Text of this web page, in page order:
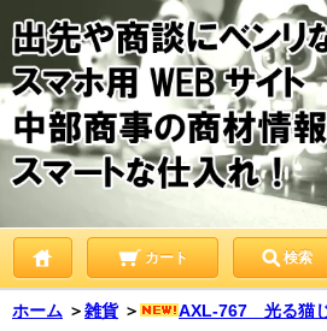
カート 検索
ホーム ＞雑貨 ＞ AXL-767 光る猫